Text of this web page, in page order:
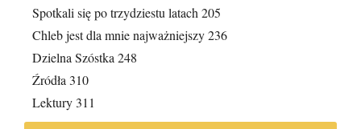
Spotkali się po trzydziestu latach 205
Chleb jest dla mnie najważniejszy 236
Dzielna Szóstka 248
Źródła 310
Lektury 311